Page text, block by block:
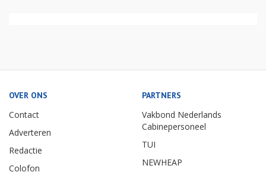
OVER ONS
Contact
Adverteren
Redactie
Colofon
PARTNERS
Vakbond Nederlands
Cabinepersoneel
TUI
NEWHEAP